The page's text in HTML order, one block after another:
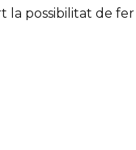
la possibilitat de